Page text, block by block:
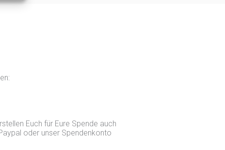
Euch für Eure Spende auch
oder unser Spendenkonto